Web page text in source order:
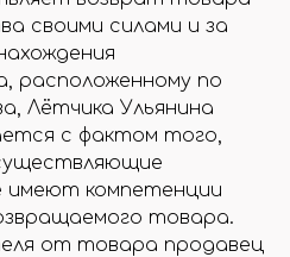
своими силами и за
расположенному по
Лётчика Ульянина
с фактом того,
имеют компетенции
товара.
от товара продавец